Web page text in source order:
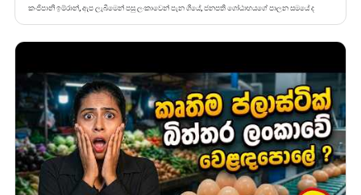
කංජිපානි ඉම්රාන්, ඇප ලැබීමෙන් පසු ලංකාවෙන් පැන ගියේ, ජනපති ගෝඨාභයගේ පාලන සමයේ ද